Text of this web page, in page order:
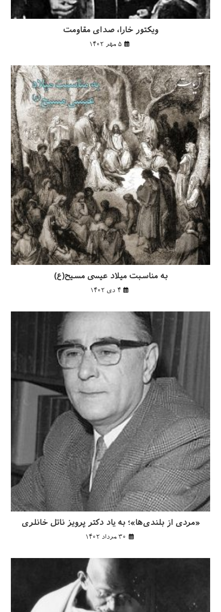
ویکتور خارا، صدای مقاومت
۵ مهر ۱۴۰۲
به مناسبت میلاد عیسی مسیح(ع)
۴ دی ۱۴۰۲
«مردی از بلندی‌ها»؛ به یاد دکتر پرویز ناتل خانلری
۳۰ مرداد ۱۴۰۲